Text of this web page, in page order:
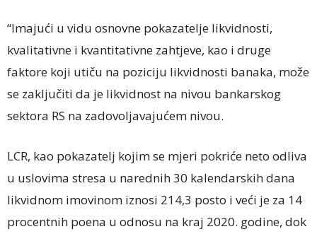
“Imajući u vidu osnovne pokazatelje likvidnosti,
kvalitativne i kvantitativne zahtjeve, kao i druge
faktore koji utiču na poziciju likvidnosti banaka, može
se zaključiti da je likvidnost na nivou bankarskog
sektora RS na zadovoljavajućem nivou.
LCR, kao pokazatelj kojim se mjeri pokriće neto odliva
u uslovima stresa u narednih 30 kalendarskih dana
likvidnom imovinom iznosi 214,3 posto i veći je za 14
procentnih poena u odnosu na kraj 2020. godine, dok